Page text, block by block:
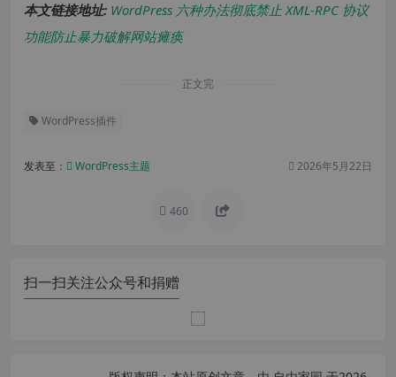
本文链接地址: WordPress 六种办法彻底禁止 XML-RPC 协议
功能防止暴力破解网站瘫痪
正文完
WordPress插件
发表至： WordPress主题 2026年5月22日
460
扫一扫关注公众号和捐赠